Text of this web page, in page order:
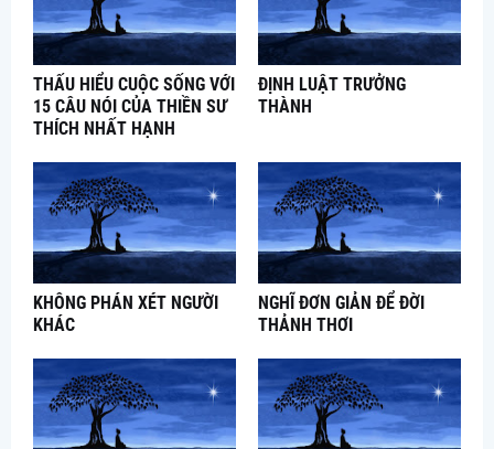
THẤU HIỂU CUỘC SỐNG VỚI
15 CÂU NÓI CỦA THIỀN SƯ
THÍCH NHẤT HẠNH
ĐỊNH LUẬT TRƯỞNG
THÀNH
KHÔNG PHÁN XÉT NGƯỜI
KHÁC
NGHĨ ĐƠN GIẢN ĐỂ ĐỜI
THẢNH THƠI